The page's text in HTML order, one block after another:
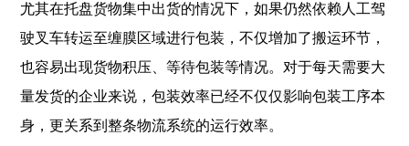
尤其在托盘货物集中出货的情况下，如果仍然依赖人工驾
驶叉车转运至缠膜区域进行包装，不仅增加了搬运环节，
也容易出现货物积压、等待包装等情况。对于每天需要大
量发货的企业来说，包装效率已经不仅仅影响包装工序本
身，更关系到整条物流系统的运行效率。